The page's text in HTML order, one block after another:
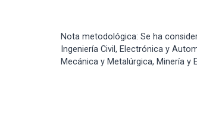
Nota metodológica: Se ha
Ingeniería Civil, Electrónica y
Mecánica y Metalúrgica, Minería y